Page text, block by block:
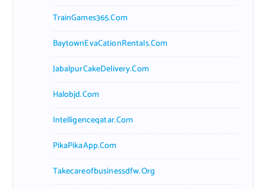
TrainGames365.com
BaytownEvaCationRentals.com
JabalpurCakeDelivery.com
Halobjd.com
Intelligenceqatar.com
PikaPikaApp.com
Takecareofbusinessdfw.org